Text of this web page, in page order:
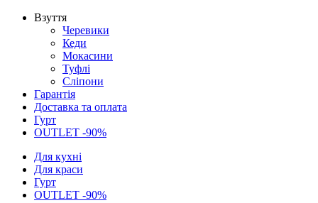
Взуття
Черевики
Кеди
Мокасини
Туфлі
Сліпони
Гарантія
Доставка та оплата
Гурт
OUTLET -90%
Для кухні
Для краси
Гурт
OUTLET -90%